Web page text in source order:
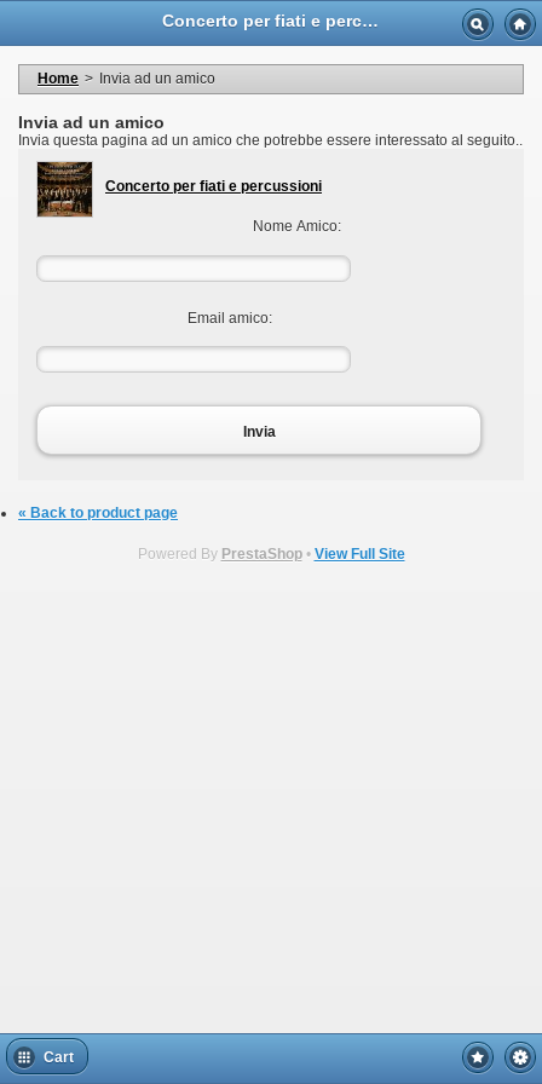
Concerto per fiati e percussioni - Casa Musicale Eco
Home > Invia ad un amico
Invia ad un amico
Invia questa pagina ad un amico che potrebbe essere interessato al seguito..
Concerto per fiati e percussioni
Nome Amico:
Email amico:
Invia
« Back to product page
Powered By PrestaShop• View Full Site
Cart
I miei dati personali
My orders
I miei voucher
Logout